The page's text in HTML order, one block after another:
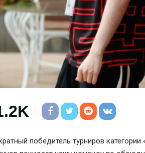
победитель турниров